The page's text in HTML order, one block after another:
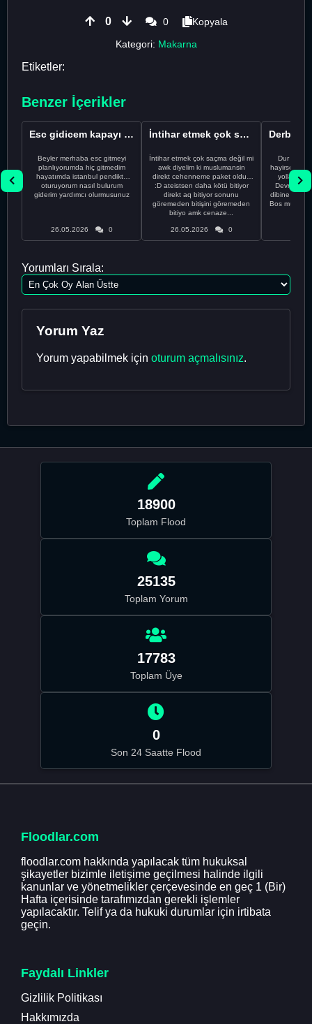
0 0
Kopyala
Kategori: Makarna
Etiketler:
Benzer İçerikler
Esc gidicem kapayı koydum
Beyler merhaba esc gitmeyi
planlıyorumda hiç gitmedim
hayatımda istanbul pendikte
oturuyorum nasıl bulurum
giderim yardımcı olurmusunuz
26.05.2026 0
İntihar etmek çok saçma değil mi
İntihar etmek çok saçma değil mi
awk diyelim ki muslumansin
direkt cehenneme paket oldun
:D ateistsen daha kötü bitiyor
direkt aq bitiyor sonunu
göremeden bitişini göremeden
bitiyo amk cenaze...
26.05.2026 0
Dur
hayirsever
yolla
Devrim abi
dibine
Bos
Yorumları Sırala:
Yorum Yaz
Yorum yapabilmek için oturum açmalısınız.
18900
Toplam Flood
25135
Toplam Yorum
17783
Toplam Üye
0
Son 24 Saatte Flood
Floodlar.com
floodlar.com hakkında yapılacak tüm hukuksal
şikayetler bizimle iletişime geçilmesi halinde ilgili
kanunlar ve yönetmelikler çerçevesinde en geç 1 (Bir)
Hafta içerisinde tarafımızdan gerekli işlemler
yapılacaktır. Telif ya da hukuki durumlar için irtibata
geçin.
Faydalı Linkler
Gizlilik Politikası
Hakkımızda